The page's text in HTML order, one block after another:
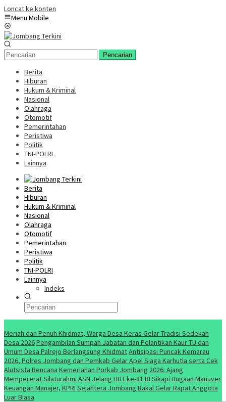
Loncat ke konten
Menu Mobile
Pencarian
Berita
Hiburan
Hukum & Kriminal
Nasional
Olahraga
Otomotif
Pemerintahan
Peristiwa
Politik
TNI-POLRI
Lainnya
Berita
Hiburan
Hukum & Kriminal
Nasional
Olahraga
Otomotif
Pemerintahan
Peristiwa
Politik
TNI-POLRI
Lainnya
Indeks
Meriah dan Penuh Khidmat, Warga Desa Keras Gelar Tradisi Sedekah
Desa 2026Pengambilan Sumpah Jabatan dan Pelantikan Kaur TU dan
Umum Desa Palrejo Berlangsung KhidmatAntisipasi Puncak Kemarau
2026, Polres Jombang dan Pemkab Gelar Apel Siaga Karhutla serta Cek
Alutsista Bencana Kemeriahan Porkab Jombang 2026: Ajang
Mempererat Silaturahmi ASN Jelang HUT ke-81 RI Sikapi Dugaan Manuver
Keuangan Manajer, KPRI Sejahtera Jombang Bakal Gelar Rapat Anggota
Luar Biasa